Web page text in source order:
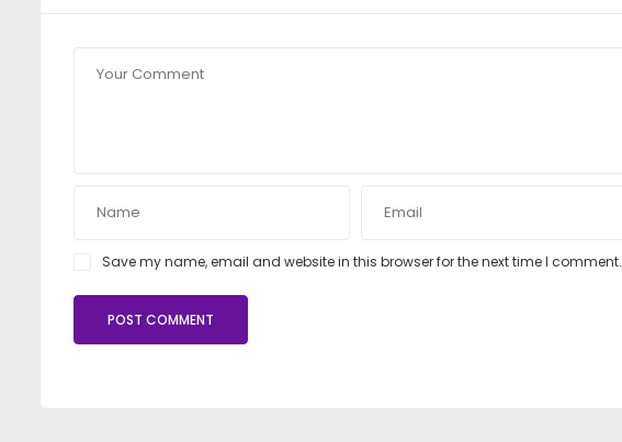
Save my name, email and website in this browser for the next time I comment.